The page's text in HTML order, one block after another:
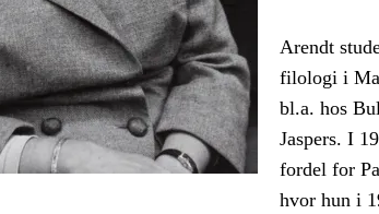
Arendt
filologi i
bl.a. hos
Jaspers. I
fordel for
hvor hun i